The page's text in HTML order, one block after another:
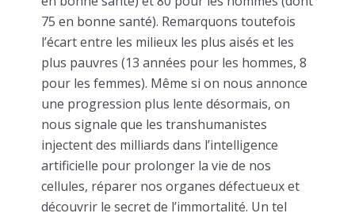
75 en bonne santé). Remarquons toutefois
l’écart entre les milieux les plus aisés et les
plus pauvres (13 années pour les hommes, 8
pour les femmes). Même si on nous annonce
une progression plus lente désormais, on
nous signale que les transhumanistes
injectent des milliards dans l’intelligence
artificielle pour prolonger la vie de nos
cellules, réparer nos organes défectueux et
découvrir le secret de l’immortalité. Un tel